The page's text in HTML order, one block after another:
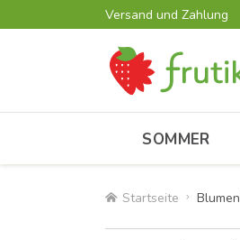
Versand und Zahlung
SOMMER
Startseite